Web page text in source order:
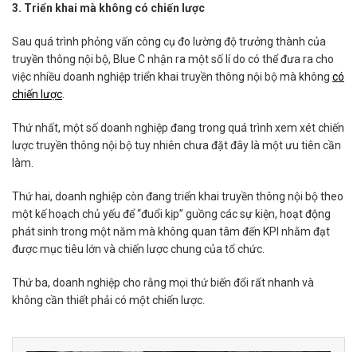
3. Triển khai mà không có chiến lược
Sau quá trình phỏng vấn công cụ đo lường độ trưởng thành của
truyền thông nội bộ, Blue C nhận ra một số lí do có thể đưa ra cho
việc nhiều doanh nghiệp triển khai truyền thông nội bộ mà không có
chiến lược
Thứ nhất, một số doanh nghiệp đang trong quá trình xem xét chiến
lược truyền thông nội bộ tuy nhiên chưa đặt đây là một ưu tiên cần
làm.
Thứ hai, doanh nghiệp còn đang triển khai truyền thông nội bộ theo
một kế hoạch chủ yếu để “đuổi kịp” guồng các sự kiện, hoạt động
phát sinh trong một năm mà không quan tâm đến KPI nhằm đạt
được mục tiêu lớn và chiến lược chung của tổ chức.
Thứ ba, doanh nghiệp cho rằng mọi thứ biến đổi rất nhanh và
không cần thiết phải có một chiến lược.